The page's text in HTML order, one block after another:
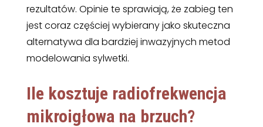
rezultatów. Opinie te sprawiają, że zabieg ten
jest coraz częściej wybierany jako skuteczna
alternatywa dla bardziej inwazyjnych metod
modelowania sylwetki.
Ile kosztuje radiofrekwencja
mikroigłowa na brzuch?